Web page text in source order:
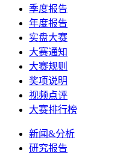
季度报告
年度报告
实盘大赛
大赛通知
大赛规则
奖项说明
视频点评
大赛排行榜
新闻&分析
研究报告